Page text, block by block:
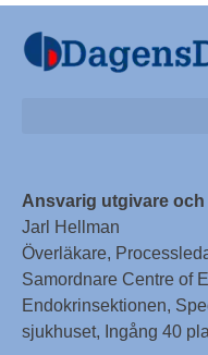
Ansvarig utgivare och
Jarl Hellman
Överläkare,
Samordnare Centre of
Endokrinsektionen,
sjukhuset, Ingång 40